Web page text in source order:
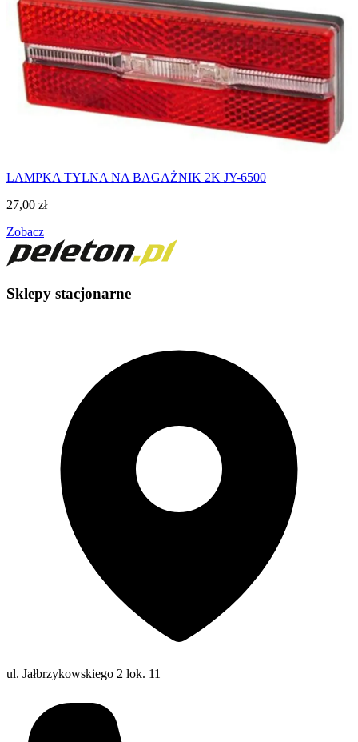
LAMPKA TYLNA NA BAGAŻNIK 2K JY-6500
27,00 zł
Zobacz
Sklepy stacjonarne
ul. Jałbrzykowskiego 2 lok. 11